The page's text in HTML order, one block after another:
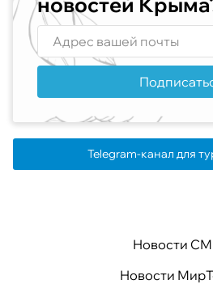
Telegram-канал для
Новости
Новости